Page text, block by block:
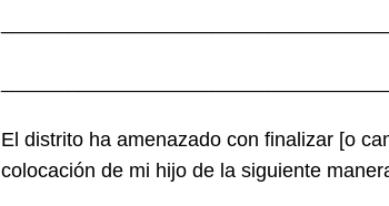
El distrito ha amenazado con finalizar [o
colocación de mi hijo de la siguiente